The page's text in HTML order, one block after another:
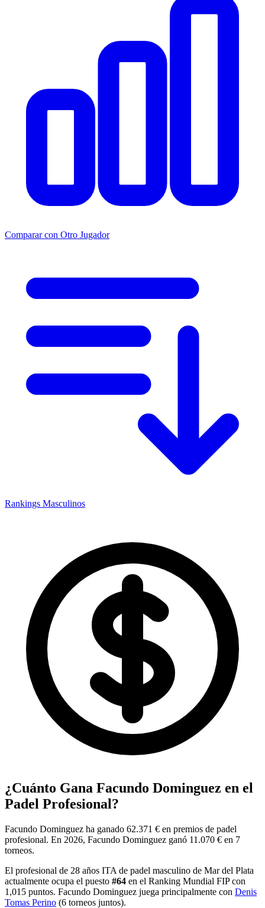
Comparar con Otro Jugador
Rankings Masculinos
¿Cuánto Gana Facundo Dominguez en el
Padel Profesional?
Facundo Dominguez ha ganado 62.371 € en premios de padel
profesional. En 2026, Facundo Dominguez ganó 11.070 € en 7
torneos.
El profesional de 28 años ITA de padel masculino de Mar del Plata
actualmente ocupa el puesto #64 en el Ranking Mundial FIPcon
1,015 puntos. Facundo Dominguez juega principalmente con Denis
Tomas Perino (6 torneos juntos).